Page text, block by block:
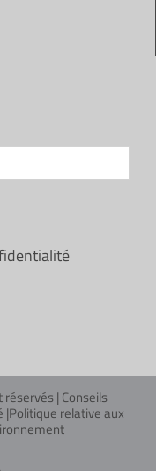
réservés |Conseils
|Politique relative aux